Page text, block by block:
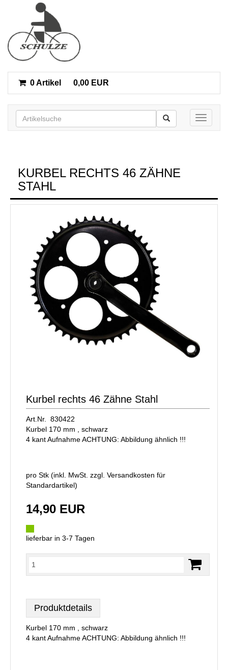
0 Artikel 0,00 EUR
Toggle
KURBEL RECHTS 46 ZÄHNE
STAHL
Kurbel rechts 46 Zähne Stahl
Art.Nr. 830422
Kurbel 170 mm , schwarz
4 kant Aufnahme ACHTUNG: Abbildung ähnlich !!!
pro Stk (inkl. MwSt. zzgl. Versandkosten für
Standardartikel)
14,90 EUR
lieferbar in 3-7 Tagen
Produktdetails
Kurbel 170 mm , schwarz
4 kant Aufnahme ACHTUNG: Abbildung ähnlich !!!